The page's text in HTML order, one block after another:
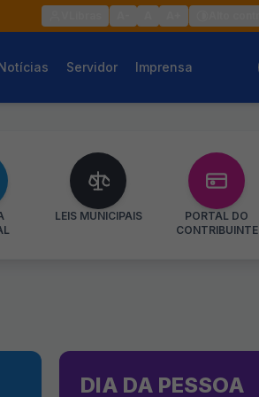
Servidor Imprensa
LEIS MUNICIPAIS
PORTAL DO
CONTRIBUINTE
DIA DA PESSOA